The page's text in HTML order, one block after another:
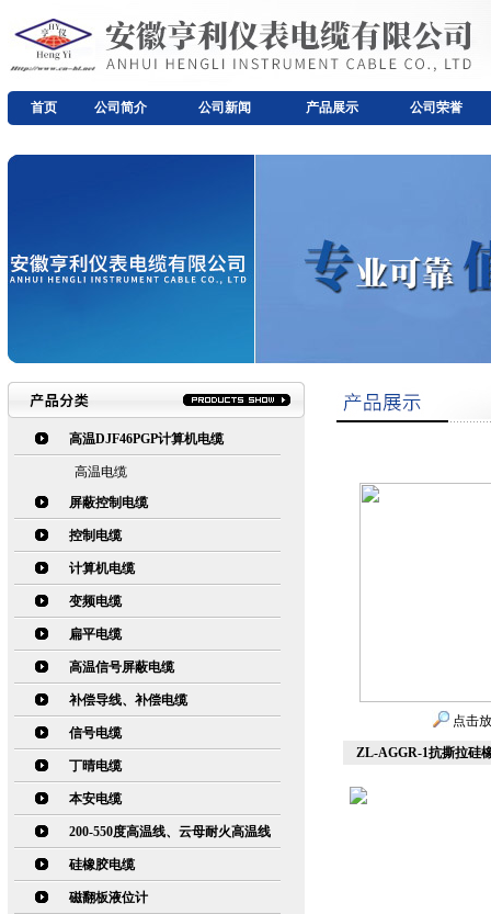
首页 公司简介 公司新闻 产品展示 公司荣誉
高温DJF46PGP计算机电缆
高温电缆
屏蔽控制电缆
控制电缆
计算机电缆
变频电缆
扁平电缆
高温信号屏蔽电缆
补偿导线、补偿电缆
信号电缆
丁晴电缆
本安电缆
200-550度高温线、云母耐火高温线
硅橡胶电缆
磁翻板液位计
点击
ZL-AGGR-1抗撕拉硅